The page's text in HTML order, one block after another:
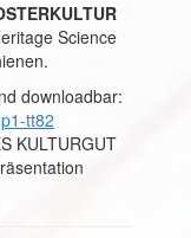
Science
downloadbar:
tt82
KULTURGUT